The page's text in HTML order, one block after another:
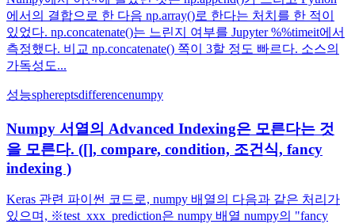
에서의 결합으로 한 다음 np.array()로 한다는 처치를 한 적이
있었다. np.concatenate()는 느린지 여부를 Jupyter %%timeit에서
측정했다. 비교 np.concatenate() 쪽이 3할 정도 빠르다. 소스의
가독성도...
성능sphereptsdifferencenumpy
Numpy 서열의 Advanced Indexing은 모른다는 것
을 모른다. ([], compare, condition, 조건식, fancy
indexing )
Keras 관련 파이썬 코드로, numpy 배열의 다음과 같은 처리가
있으며, ※test_xxx_prediction은 numpy 배열 numpy의 "fancy